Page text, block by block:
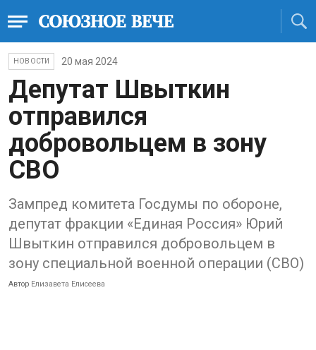
НОВОСТИ 20 мая 2024
Депутат Швыткин
отправился
добровольцем в зону
СВО
Зампред комитета Госдумы по обороне,
депутат фракции «Единая Россия» Юрий
Швыткин отправился добровольцем в
зону специальной военной операции (СВО)
Автор Елизавета Елисеева